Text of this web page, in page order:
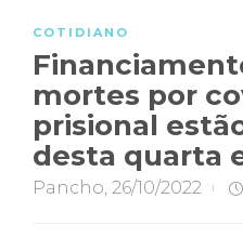
COTIDIANO
mortes por
prisional
desta quarta
Pancho, 26/10/2022